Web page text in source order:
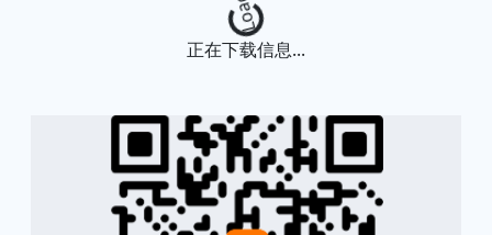
Loading...
正在下载信息...